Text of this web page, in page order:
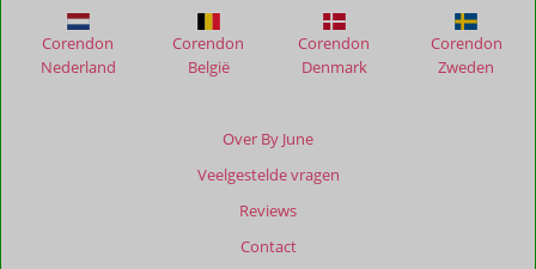
Over By June
Veelgestelde vragen
Reviews
Contact
Corendon
Nederland
Corendon
België
Corendon
Denmark
Corendon
Zweden